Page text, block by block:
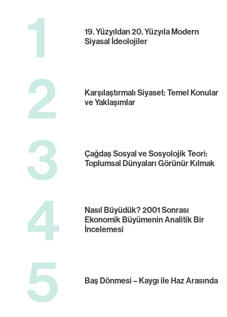
1
19. Yüzyıldan 20. Yüzyıla Modern
Siyasal İdeolojiler
2
Karşılaştırmalı Siyaset: Temel Konular
ve Yaklaşımlar
3
Çağdaş Sosyal ve Sosyolojik Teori:
Toplumsal Dünyaları Görünür Kılmak
4
Nasıl Büyüdük? 2001 Sonrası
Ekonomik Büyümenin Analitik Bir
İncelemesi
5 Baş Dönmesi – Kaygı ile Haz Arasında